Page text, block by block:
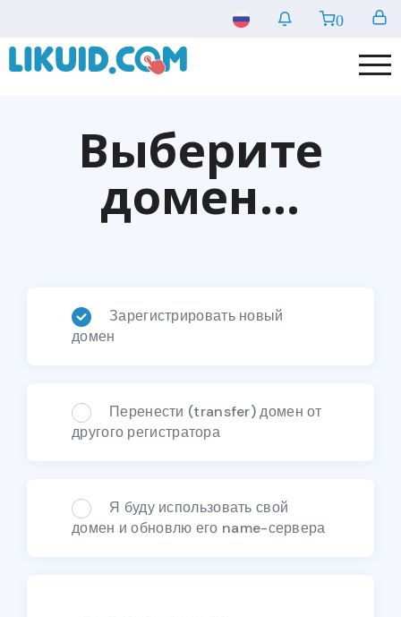
0
Выберите
домен...
Зарегистрировать новый
домен
Перенести (transfer) домен от
другого регистратора
Я буду использовать свой
домен и обновлю его name-сервера